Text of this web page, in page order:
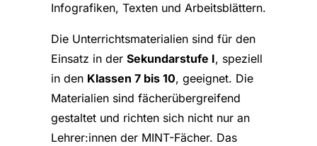
Infografiken, Texten und Arbeitsblättern.
Die Unterrichtsmaterialien sind für den
Einsatz in der Sekundarstufe I, speziell
in den Klassen 7 bis 10, geeignet. Die
Materialien sind fächerübergreifend
gestaltet und richten sich nicht nur an
Lehrer:innen der MINT-Fächer. Das